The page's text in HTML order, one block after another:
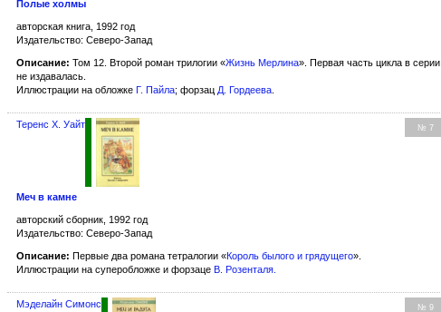
Полые холмы
авторская книга, 1992 год
Издательство: Северо-Запад
Описание: Том 12. Второй роман трилогии «Жизнь Мерлина». Первая часть цикла в серии
не издавалась.
Иллюстрации на обложке Г. Пайла; форзац Д. Гордеева
№ 7
Теренс Х. Уайт
Меч в камне
авторский сборник, 1992 год
Издательство: Северо-Запад
Описание: Первые два романа тетралогии «Король былого и грядущего».
Иллюстрации на суперобложке и форзаце В. Розенталя
№ 9
Мэделайн Симонс